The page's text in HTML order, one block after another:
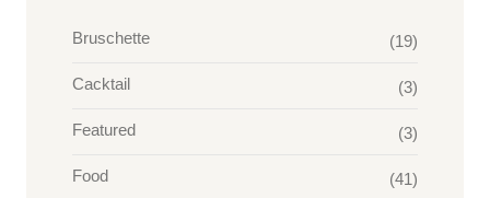
Bruschette (19)
Cacktail (3)
Featured (3)
Food (41)